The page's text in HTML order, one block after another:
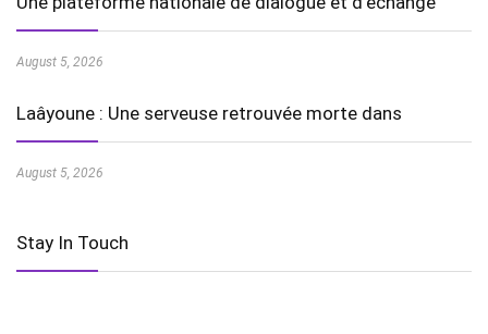
August 5, 2026
Laâyoune : Une serveuse retrouvée morte dans
August 5, 2026
Stay In Touch